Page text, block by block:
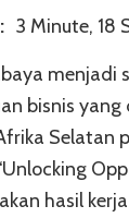
3 Minute, 18
menjadi
bisnis yang
Selatan
hasil